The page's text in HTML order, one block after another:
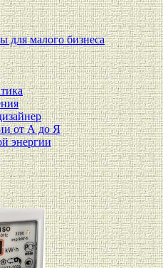
для малого бизнеса
от А до Я
энергии